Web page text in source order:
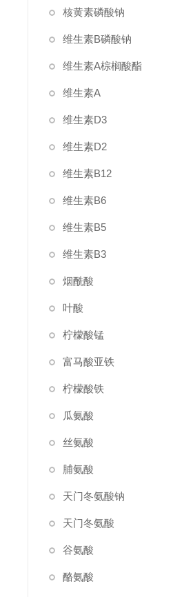
核黄素磷酸钠
维生素B磷酸钠
维生素A棕榈酸酯
维生素A
维生素D3
维生素D2
维生素B12
维生素B6
维生素B5
维生素B3
烟酰酸
叶酸
柠檬酸锰
富马酸亚铁
柠檬酸铁
瓜氨酸
丝氨酸
脯氨酸
天门冬氨酸钠
天门冬氨酸
谷氨酸
酪氨酸